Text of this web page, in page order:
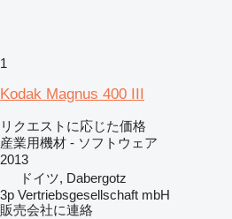
1
Kodak Magnus 400 III
リクエストに応じた価格
産業用機材 - ソフトウェア
2013
ドイツ, Dabergotz
3p Vertriebsgesellschaft mbH
販売会社に連絡